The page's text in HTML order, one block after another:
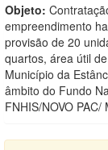
Objeto:
empreendimento
provisão de 20
quartos, área útil
Município da
âmbito do Fundo
FNHIS/NOVO